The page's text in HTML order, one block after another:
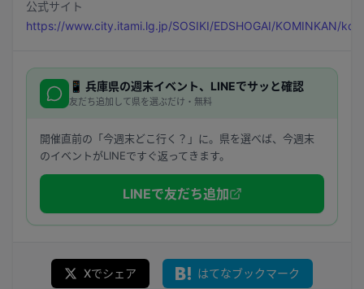
公式サイト
https://www.city.itami.lg.jp/SOSIKI/EDSHOGAI/KOMINKAN/
📱 兵庫県の週末イベント、LINEでサッと確認
友だち追加して県を選ぶだけ・無料
開催直前の「今週末どこ行く？」に。県を選べば、今週末
のイベントがLINEですぐ返ってきます。
LINEで友だち追加
Xでシェア はてなブックマーク